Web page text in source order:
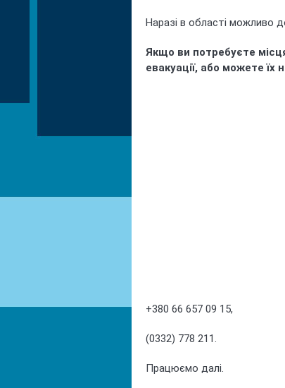
Наразі в області можливо
Якщо ви потребуєте
евакуації, або можете
+380 66 657 09 15,
(0332) 778 211.
Працюємо далі.